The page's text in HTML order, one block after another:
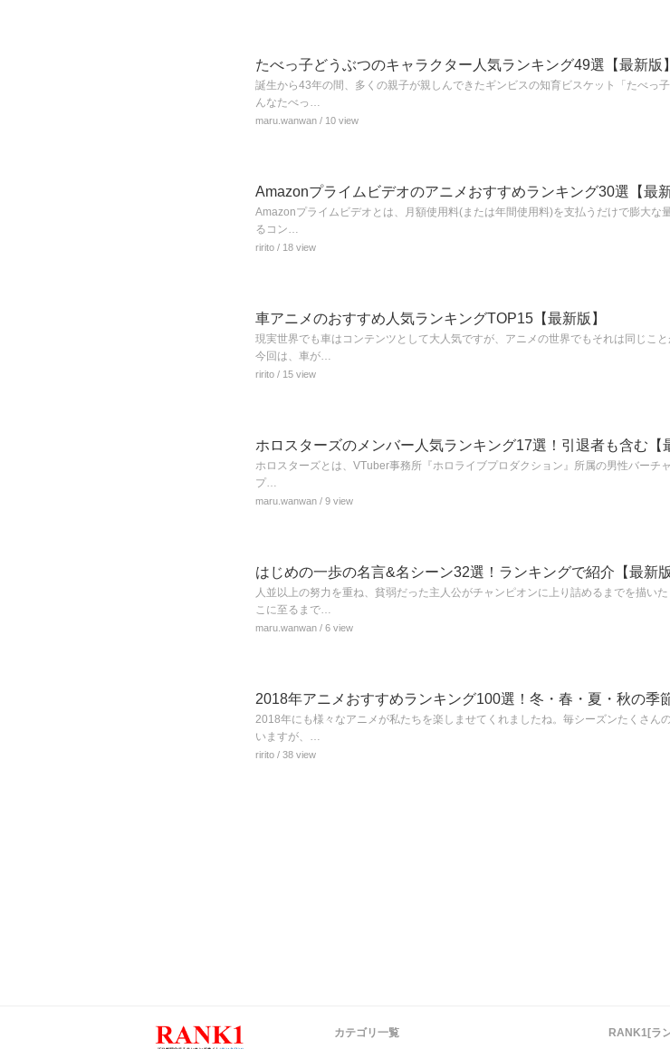
たべっ子どうぶつのキャラクター人気ランキング49選【最新版】
誕生から43年の間、多くの親子が親しんできたギンビスの知育ビスケット「たべっ
んなたべっ…
maru.wanwan / 10 view
Amazonプライムビデオのアニメおすすめランキング30選【最新
Amazonプライムビデオとは、月額使用料(または年間使用料)を支払うだけで膨大な
るコン…
ririto / 18 view
車アニメのおすすめ人気ランキングTOP15【最新版】
現実世界でも車はコンテンツとして大人気ですが、アニメの世界でもそれは同じこ
今回は、車が…
ririto / 15 view
ホロスターズのメンバー人気ランキング17選！引退者も含む【
ホロスターズとは、VTuber事務所『ホロライブプロダクション』所属の男性バーチ
プ…
maru.wanwan / 9 view
はじめの一歩の名言&名シーン32選！ランキングで紹介【最新版
人並以上の努力を重ね、貧弱だった主人公がチャンピオンに上り詰めるまでを描い
こに至るまで…
maru.wanwan / 6 view
2018年アニメおすすめランキング100選！冬・春・夏・秋の季
2018年にも様々なアニメが私たちを楽しませてくれましたね。毎シーズンたくさん
いますが、…
ririto / 38 view
カテゴリ一覧 RANK1[ラ